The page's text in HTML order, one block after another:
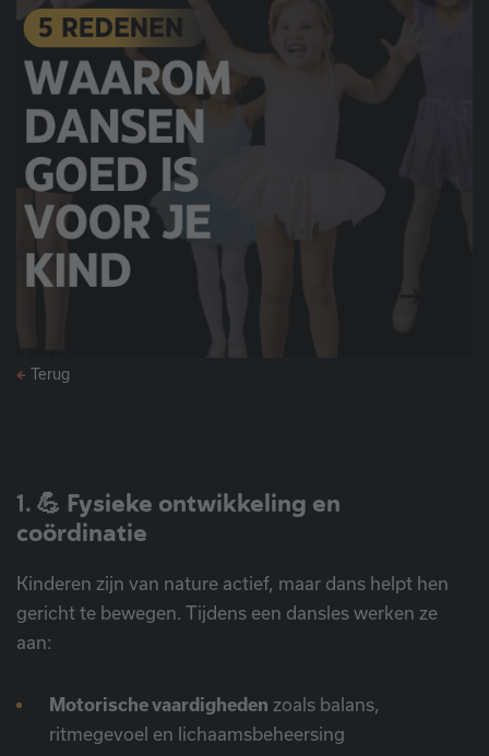
Terug
1. 💪 Fysieke ontwikkeling en
coördinatie
Kinderen zijn van nature actief, maar dans helpt hen
gericht te bewegen. Tijdens een dansles werken ze
aan:
Motorische vaardigheden zoals balans,
ritmegevoel en lichaamsbeheersing